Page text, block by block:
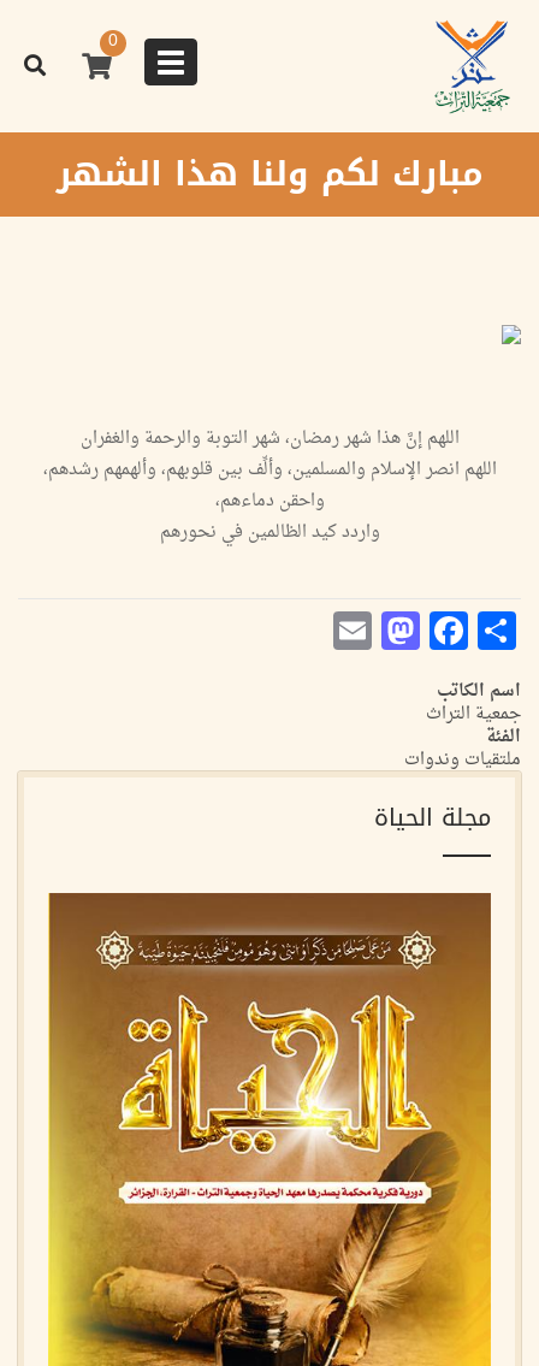
المحتوى
الرئيسي
Toggle
navigation
0
مبارك لكم ولنا هذا الشهر
اللهم إنَّ هذا شهر رمضان، شهر التوبة والرحمة والغفران
اللهم انصر الإسلام والمسلمين، وألِّف بين قلوبهم، وألهمهم رشدهم،
واحقن دماءهم،
واردد كيد الظالمين في نحورهم
Share
Facebook
Mastodon
اسم الكاتب
جمعية التراث
الفئة
ملتقيات وندوات
مجلة الحياة